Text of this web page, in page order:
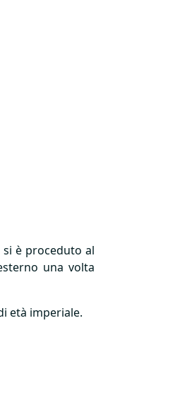
è proceduto al
una volta
età imperiale.